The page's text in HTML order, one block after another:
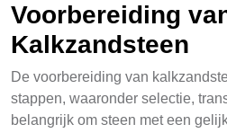
Voorbereiding
Kalkzandsteen
De voorbereiding van
stappen, waaronder selectie,
belangrijk om steen met een